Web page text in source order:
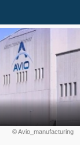
© Avio_manufacturing